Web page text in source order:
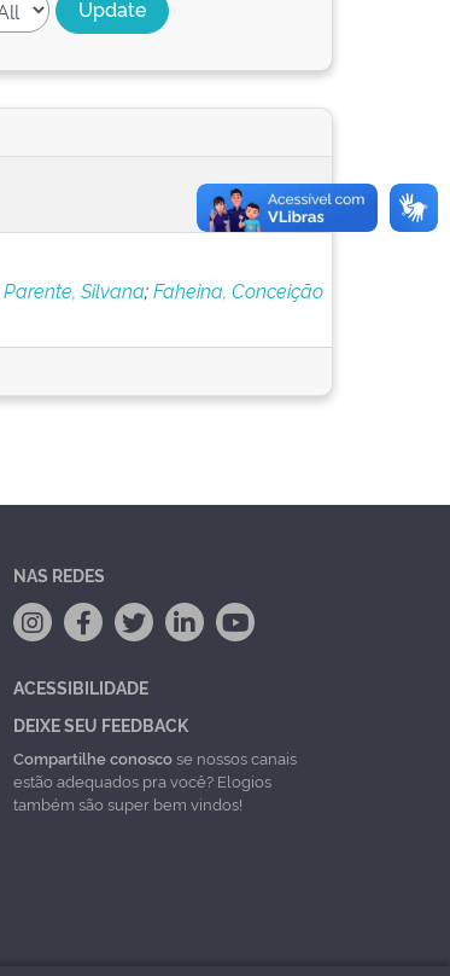
Parente, Silvana;Faheina, Conceição
NAS REDES
ACESSIBILIDADE
DEIXE SEU FEEDBACK
Compartilhe conosco se nossos canais
estão adequados pra você? Elogios
também são super bem vindos!